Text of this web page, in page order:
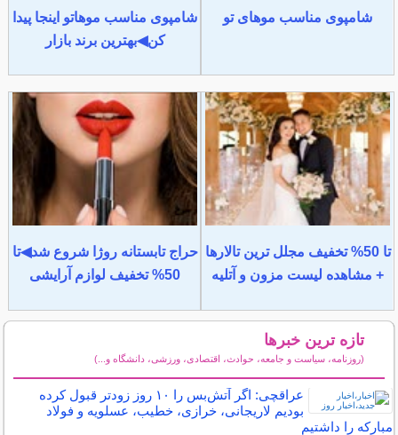
شامپوی مناسب موهای تو
شامپوی مناسب موهاتو اینجا پیدا
کن◀بهترین برند بازار
تا 50% تخفیف مجلل ترین تالارها
+ مشاهده لیست مزون و آتلیه
حراج تابستانه روژا شروع شد◀تا
50% تخفیف لوازم آرایشی
تازه ترین خبرها
(روزنامه، سیاست و جامعه، حوادث، اقتصادی، ورزشی، دانشگاه و...)
عراقچی: اگر آتش‌بس را ۱۰ روز زودتر قبول کرده
بودیم لاریجانی، خرازی، خطیب، عسلویه و فولاد
مبارکه را داشتیم